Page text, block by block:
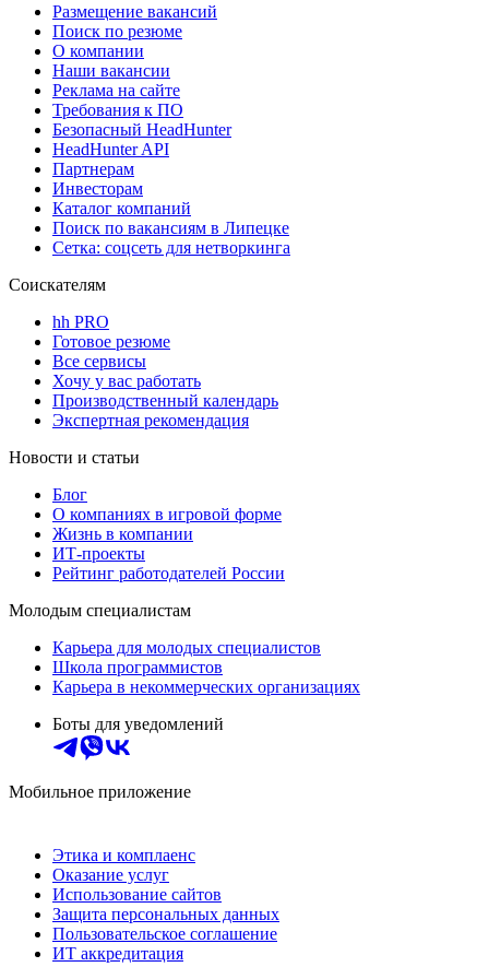
Размещение вакансий
Поиск по резюме
О компании
Наши вакансии
Реклама на сайте
Требования к ПО
Безопасный HeadHunter
HeadHunter API
Партнерам
Инвесторам
Каталог компаний
Поиск по вакансиям в Липецке
Сетка: соцсеть для нетворкинга
Соискателям
hh PRO
Готовое резюме
Все сервисы
Хочу у вас работать
Производственный календарь
Экспертная рекомендация
Новости и статьи
Блог
О компаниях в игровой форме
Жизнь в компании
ИТ-проекты
Рейтинг работодателей России
Молодым специалистам
Карьера для молодых специалистов
Школа программистов
Карьера в некоммерческих организациях
Боты для уведомлений
Мобильное приложение
Этика и комплаенс
Оказание услуг
Использование сайтов
Защита персональных данных
Пользовательское соглашение
ИТ аккредитация